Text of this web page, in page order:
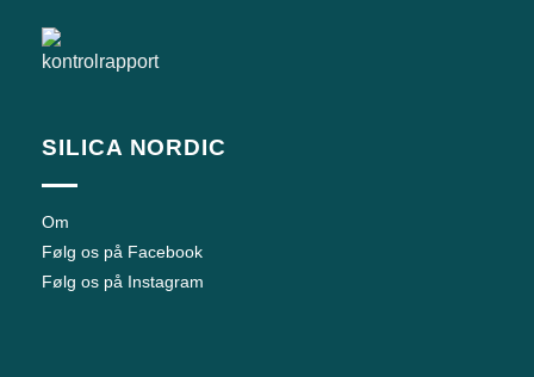
SILICA NORDIC
Om
Følg os på Facebook
Følg os på Instagram